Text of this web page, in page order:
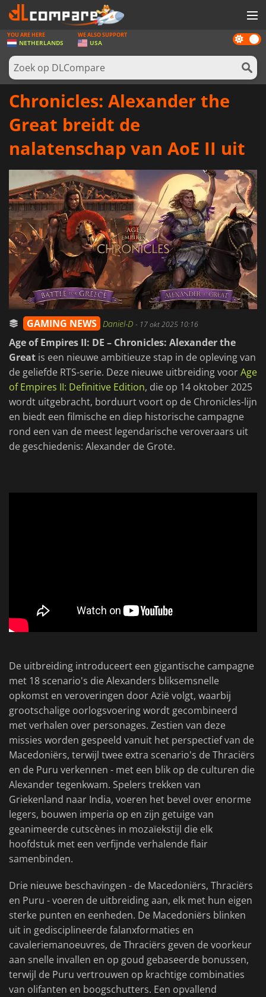
SPELLEN
GAME CARDS
SOFTWARE
Dark
mode
YOU ARE HERE
NETHERLANDS
WE ALSO SUPPORT
USA
Chronicles: Alexander the
Great breidt de
nalatenschap van AoE II uit
GAMING NEWS Daniel-D - 17 okt 2025 10:16
Age of Empires II: DE – Chronicles: Alexander the
Great is een nieuwe ambitieuze stap in de opleving van
de geliefde RTS-serie. Deze nieuwe uitbreiding voorAge
of Empires II: Definitive Edition, die op 14 oktober 2025
wordt uitgebracht, borduurt voort op de Chronicles-lijn
en biedt een filmische en diep historische campagne
rond een van de meest legendarische veroveraars uit
de geschiedenis: Alexander de Grote.
De uitbreiding introduceert een gigantische campagne
met 18 scenario's die Alexanders bliksemsnelle
opkomst en veroveringen door Azië volgt, waarbij
grootschalige oorlogsvoering wordt gecombineerd
met verhalen over personages. Zestien van deze
missies worden gespeeld vanuit het perspectief van de
Macedoniërs, terwijl twee extra scenario's de Thraciërs
en de Puru verkennen - met een blik op de culturen die
Alexander tegenkwam. Spelers trekken van
Griekenland naar India, voeren het bevel over enorme
legers, bouwen imperia op en zijn getuige van
geanimeerde cutscènes in mozaïekstijl die elk
hoofdstuk met een verfijnde verhalende flair
samenbinden.
Drie nieuwe beschavingen - de Macedoniërs, Thraciërs
en Puru - voeren de uitbreiding aan, elk met hun eigen
sterke punten en eenheden. De Macedoniërs blinken
uit in gedisciplineerde falanxformaties en
cavaleriemanoeuvres, de Thraciërs geven de voorkeur
aan snelle invallen en op goud gebaseerde bonussen,
terwijl de Puru vertrouwen op krachtige combinaties
van olifanten en boogschutters. Een opvallend